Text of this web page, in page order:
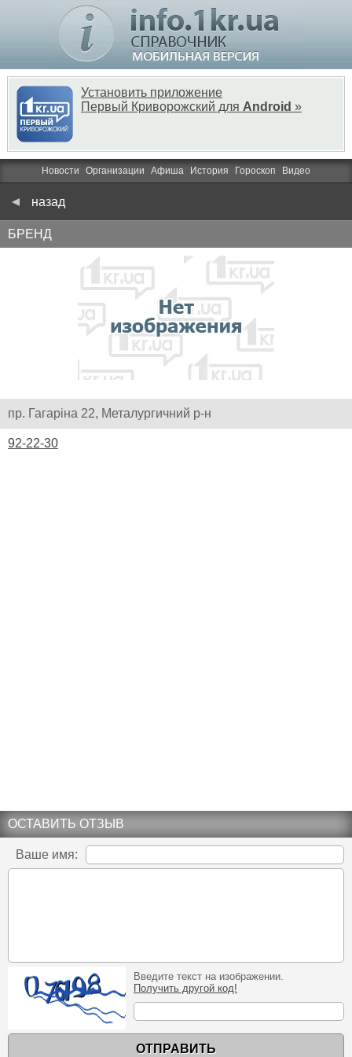
Установить приложение
Первый Криворожский для Android »
Новости Организации Афиша История Гороскоп Видео
назад
БРЕНД
пр. Гагаріна 22, Металургичний р-н
92-22-30
ОСТАВИТЬ ОТЗЫВ
Ваше имя:
Введите текст на изображении.
Получить другой код!
ОТПРАВИТЬ